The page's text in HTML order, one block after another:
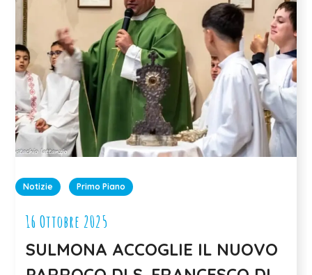
Notizie Primo Piano
16 Ottobre 2025
SULMONA ACCOGLIE IL NUOVO